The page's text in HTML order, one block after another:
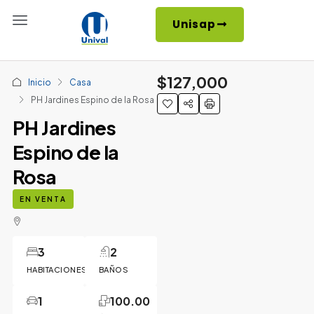
Unisap
Inicio
Casa
PH Jardines Espino de la Rosa
PH Jardines
Espino de la
Rosa
EN VENTA
HABITACIONES
3
BAÑOS
2
1 100.00
$127,000